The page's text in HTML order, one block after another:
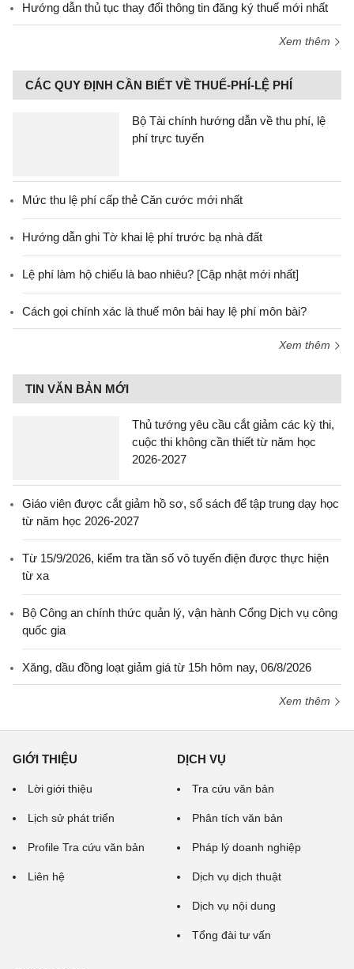
Hướng dẫn thủ tục thay đổi thông tin đăng ký thuế mới nhất
Xem thêm
CÁC QUY ĐỊNH CẦN BIẾT VỀ THUẾ-PHÍ-LỆ PHÍ
Bộ Tài chính hướng dẫn về thu phí, lệ
phí trực tuyến
Mức thu lệ phí cấp thẻ Căn cước mới nhất
Hướng dẫn ghi Tờ khai lệ phí trước bạ nhà đất
Lệ phí làm hộ chiếu là bao nhiêu? [Cập nhật mới nhất]
Cách gọi chính xác là thuế môn bài hay lệ phí môn bài?
Xem thêm
TIN VĂN BẢN MỚI
Thủ tướng yêu cầu cắt giảm các kỳ thi,
cuộc thi không cần thiết từ năm học
2026-2027
Giáo viên được cắt giảm hồ sơ, sổ sách để tập trung dạy học
từ năm học 2026-2027
Từ 15/9/2026, kiểm tra tần số vô tuyến điện được thực hiện
từ xa
Bộ Công an chính thức quản lý, vận hành Cổng Dịch vụ công
quốc gia
Xăng, dầu đồng loạt giảm giá từ 15h hôm nay, 06/8/2026
Xem thêm
GIỚI THIỆU
Lời giới thiệu
Lịch sử phát triển
Profile Tra cứu văn bản
Liên hệ
DỊCH VỤ
Tra cứu văn bản
Phân tích văn bản
Pháp lý doanh nghiệp
Dịch vụ dịch thuật
Dịch vụ nội dung
Tổng đài tư vấn